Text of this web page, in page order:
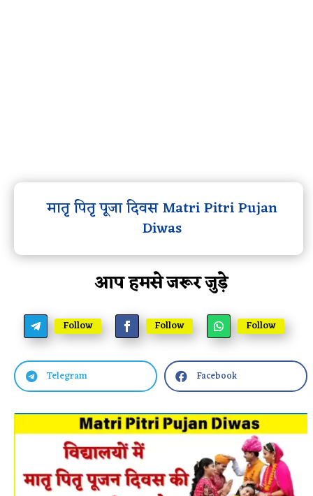
मातृ पितृ पूजा दिवस Matri Pitri Pujan
Diwas
आप हमसे जरूर जुड़े
Follow Follow Follow
 Telegram  Facebook